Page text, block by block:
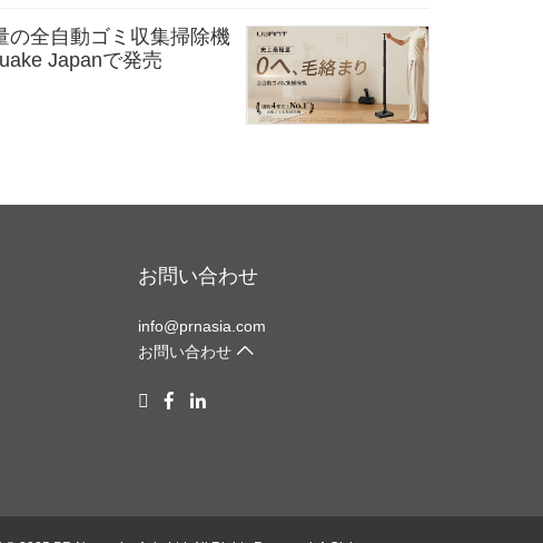
の全自動ゴミ収集掃除機
Japanで発売
お問い合わせ
info@prnasia.com
お問い合わせ